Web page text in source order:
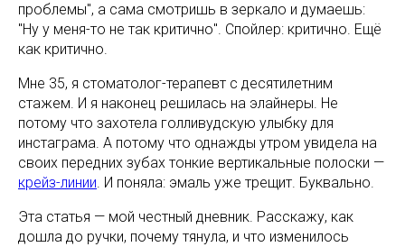
проблемы", а сама смотришь в зеркало и думаешь:
"Ну у меня-то не так критично". Спойлер: критично. Ещё
как критично.
Мне 35, я стоматолог-терапевт с десятилетним
стажем. И я наконец решилась на элайнеры. Не
потому что захотела голливудскую улыбку для
инстаграма. А потому что однажды утром увидела на
своих передних зубах тонкие вертикальные полоски —
крейз-линии. И поняла: эмаль уже трещит. Буквально.
Эта статья — мой честный дневник. Расскажу, как
дошла до ручки, почему тянула, и что изменилось